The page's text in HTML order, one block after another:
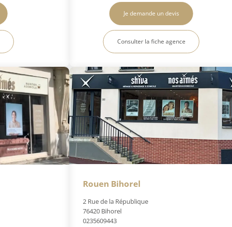
Je demande un devis
Consulter la fiche agence
Rouen Bihorel
2 Rue de la République
76420 Bihorel
0235609443